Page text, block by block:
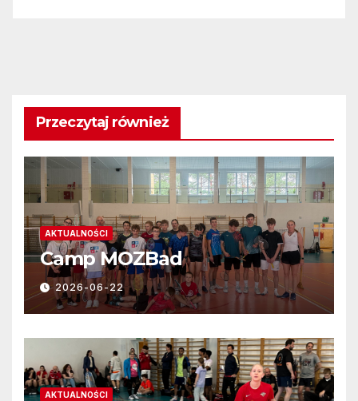
Przeczytaj również
AKTUALNOŚCI
Camp MOZBad
2026-06-22
AKTUALNOŚCI